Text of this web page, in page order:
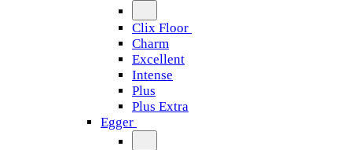
Clix Floor
Charm
Excellent
Intense
Plus
Plus Extra
Egger